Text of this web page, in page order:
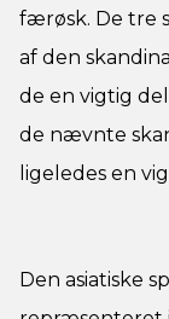
færøsk. De tre
af den
de en vigtig
de nævnte
ligeledes en
Den asiatiske